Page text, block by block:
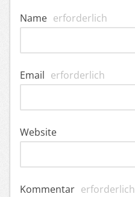
Name erforderlich
Email erforderlich
Website
Kommentar erforderlich